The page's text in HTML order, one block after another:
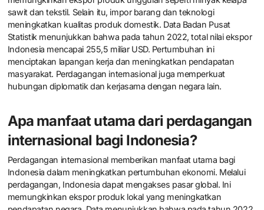
sawit dan tekstil. Selain itu, impor barang dan teknologi
meningkatkan kualitas produk domestik. Data Badan Pusat
Statistik menunjukkan bahwa pada tahun 2022, total nilai ekspor
Indonesia mencapai 255,5 miliar USD. Pertumbuhan ini
menciptakan lapangan kerja dan meningkatkan pendapatan
masyarakat. Perdagangan internasional juga memperkuat
hubungan diplomatik dan kerjasama dengan negara lain.
Apa manfaat utama dari perdagangan
internasional bagi Indonesia?
Perdagangan internasional memberikan manfaat utama bagi
Indonesia dalam meningkatkan pertumbuhan ekonomi. Melalui
perdagangan, Indonesia dapat mengakses pasar global. Ini
memungkinkan ekspor produk lokal yang meningkatkan